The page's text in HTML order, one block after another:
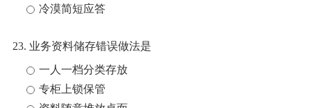
冷漠简短应答
23. 业务资料储存错误做法是
一人一档分类存放
专柜上锁保管